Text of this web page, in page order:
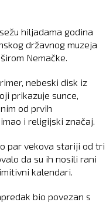
hiljadama godina
državnog muzeja
Nemačke.
nebeski disk iz
prikazuje sunce,
od prvih
i religijski značaj.
par vekova stariji od tri
da su ih nosili rani
kalendari.
bio povezan s